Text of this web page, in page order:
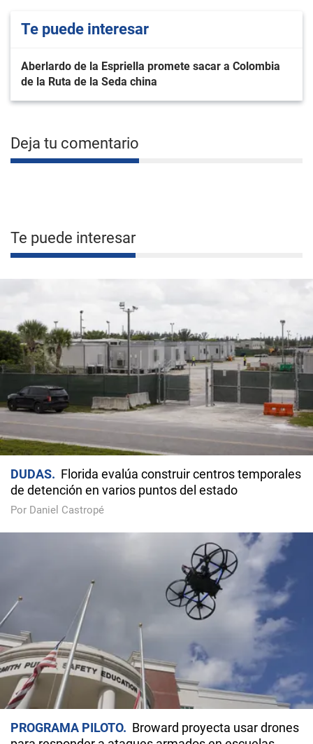
Te puede interesar
Aberlardo de la Espriella promete sacar a Colombia
de la Ruta de la Seda china
Deja tu comentario
Te puede interesar
DUDAS
Florida evalúa construir centros temporales
de detención en varios puntos del estado
Por Daniel Castropé
PROGRAMA PILOTO
Broward proyecta usar drones